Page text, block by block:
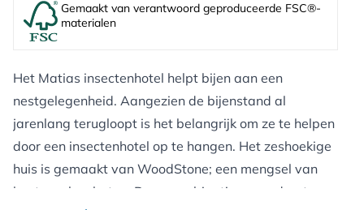
Gemaakt van verantwoord geproduceerde FSC®-
materialen
Het Matias insectenhotel helpt bijen aan een
nestgelegenheid. Aangezien de bijenstand al
jarenlang terugloopt is het belangrijk om ze te helpen
door een insectenhotel op te hangen. Het zeshoekige
huis is gemaakt van WoodStone; een mengsel van
houtvezel en beton. Deze combinatie garandeert een